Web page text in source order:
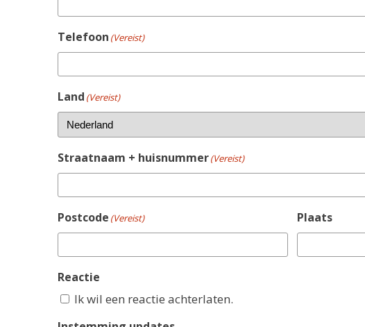
Telefoon (Vereist)
Land (Vereist)
Straatnaam + huisnummer(Vereist)
Postcode (Vereist) Plaats
Reactie
Ik wil een reactie achterlaten.